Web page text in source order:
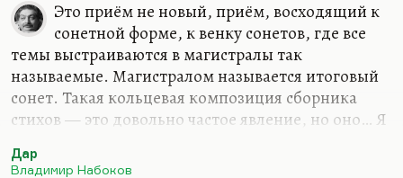
ключевых проблем, несколько инвариантов,
которые он освещал на протяжении всей своей
работы. Мы сейчас о них поговорим.
Но первая для него такая. Вот есть
Средневековье, в котором очень высоки…
Это приём не новый, приём, восходящий к
сонетной форме, к венку сонетов, где все
темы выстраиваются в магистралы так
называемые. Магистралом называется итоговый
сонет. Такая кольцевая композиция сборника
стихов — это довольно частое явление, но оно… Я
потому, что их много.
Дар
Владимир Набоков